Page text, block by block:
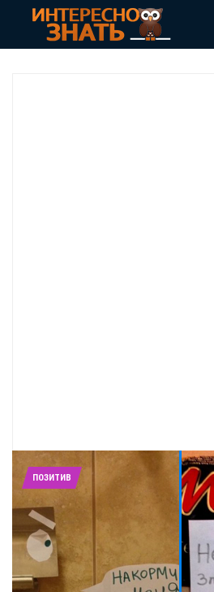
ПОЗИТИВ